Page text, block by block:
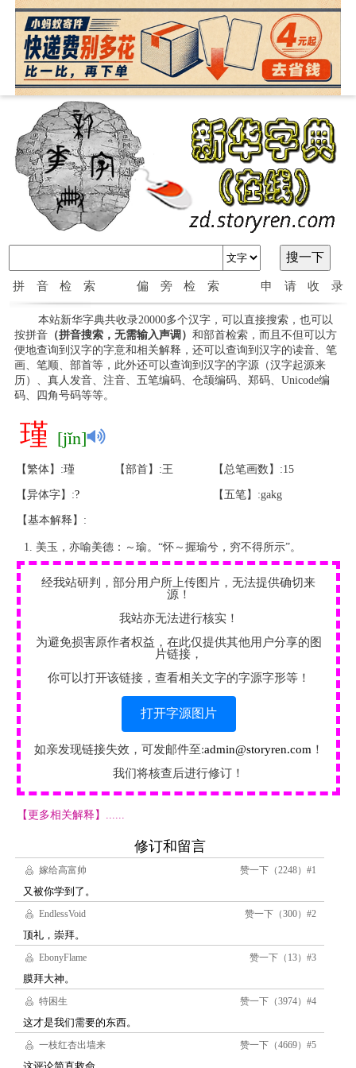
拼音检索 偏旁检索 申请收录
本站新华字典共收录20000多个汉字，可以直接搜索，也可以
按拼音（拼音搜索，无需输入声调） 和部首检索，而且不但可以方
便地查询到汉字的字意和相关解释，还可以查询到汉字的读音、笔
画、笔顺、部首等，此外还可以查询到汉字的字源（汉字起源来
历）、真人发音、注音、五笔编码、仓颉编码、郑码、Unicode编
码、四角号码等等。
瑾 [jǐn]
【繁体】:瑾 【部首】:王 【总笔画数】:15
【异体字】:? 【五笔】:gakg
【基本解释】:
美玉，亦喻美德：～瑜。“怀～握瑜兮，穷不得所示”。
经我站研判，部分用户所上传图片，无法提供确切来
源！
我站亦无法进行核实！
为避免损害原作者权益，在此仅提供其他用户分享的图
片链接，
你可以打开该链接，查看相关文字的字源字形等！
打开字源图片
如亲发现链接失效，可发邮件至:admin@storyren.com ！
我们将核查后进行修订！
【更多相关解释】......